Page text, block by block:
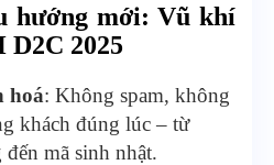
hướng mới: Vũ khí
D2C 2025
hoá: Không spam, không
khách đúng lúc – từ
mã sinh nhật.